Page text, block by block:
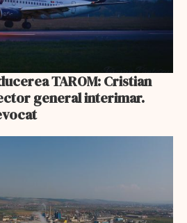
TAROM: Cristian
general interimar.